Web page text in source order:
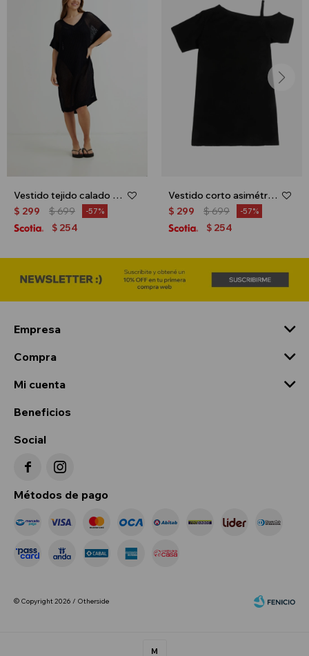
M
Vestido tejido calado - Negro
$ 299 $699 57
$ 254
Vestido corto asimétrico - Negro
$ 299 $699 57
$ 254
Empresa
Compra
Mi cuenta
Beneficios
Social
 
Métodos de pago
© Copyright 2026 / Otherside